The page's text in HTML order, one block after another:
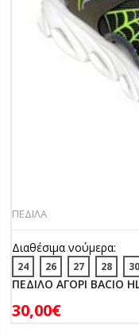
ΠΕΔΙΛΑ
Διαθέσιμα νούμερα:
24 26 27 28 30
ΠΕΔΙΛΟ ΑΓΟΡΙ BACIO
30,00€